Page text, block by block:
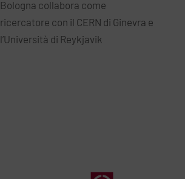
Bologna collabora come
ricercatore con il CERN di Ginevra e
l’Università di Reykjavik